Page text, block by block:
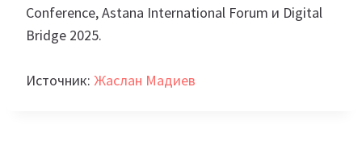
Conference, Astana International Forum и Digital
Bridge 2025.
Источник: Жаслан Мадиев